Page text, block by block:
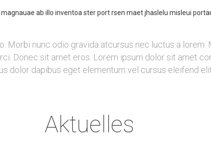
ab illo inventoa ster port rsen maet jhaslelu misleui
Morbi nunc odio gravida atcursus nec luctus a
Donec sit amet eros. Lorem ipsum dolor sit amet
dolor dapibus eget elementum vel cursus eleifend
Aktuelles